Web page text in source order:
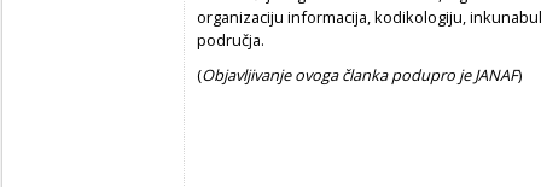
organizaciju informacija, kodikologiju,
područja.
(Objavljivanje ovoga članka podupro je JANAF)